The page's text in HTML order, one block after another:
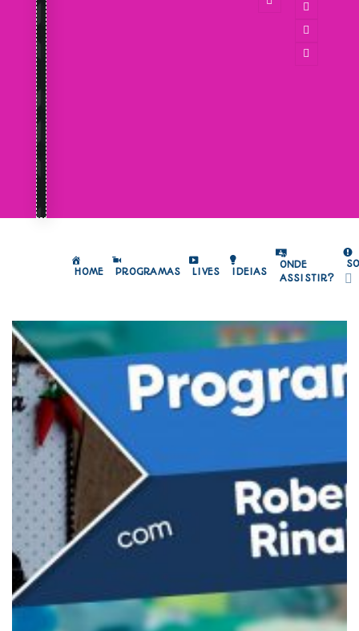
HOME PROGRAMAS LIVES IDEIAS
ONDE
ASSISTIR?